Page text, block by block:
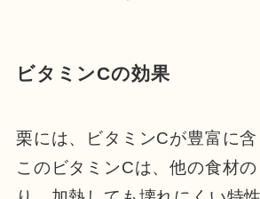
ビタミンCの効果
栗には、ビタミンCが豊富に含
このビタミンCは、他の食材